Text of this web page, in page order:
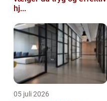
hj...
05 juli 2026